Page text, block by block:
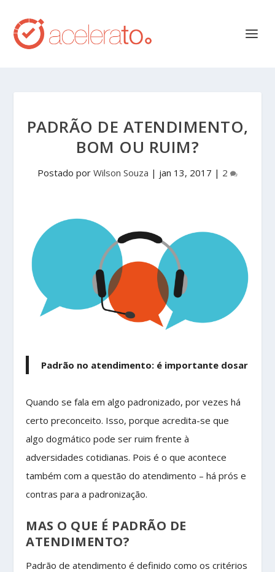
PADRÃO DE ATENDIMENTO,
BOM OU RUIM?
Postado por Wilson Souza | jan 13, 2017 | 2
Padrão no atendimento: é importante dosar
Quando se fala em algo padronizado, por vezes há
certo preconceito. Isso, porque acredita-se que
algo dogmático pode ser ruim frente à
adversidades cotidianas. Pois é o que acontece
também com a questão do atendimento – há prós e
contras para a padronização.
MAS O QUE É PADRÃO DE
ATENDIMENTO?
Padrão de atendimento é definido como os critérios